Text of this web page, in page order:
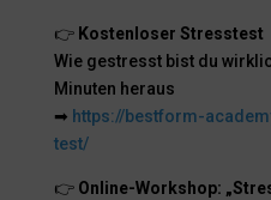
👉 Kostenloser Stresstest
Wie gestresst bist du
Minuten heraus
➡ https://bestform-
test/
👉 Online-Workshop: